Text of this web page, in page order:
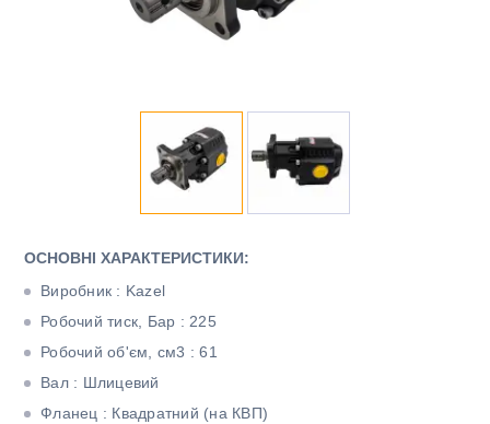
ОСНОВНІ ХАРАКТЕРИСТИКИ:
Виробник : Kazel
Робочий тиск, Бар : 225
Робочий об'єм, см3 : 61
Вал : Шлицевий
Фланец : Квадратний (на КВП)